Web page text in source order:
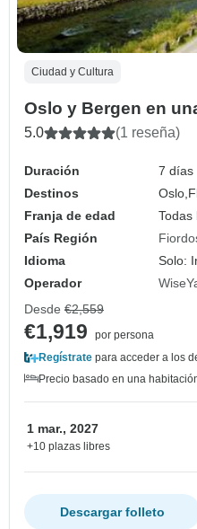
Ciudad y Cultura
Oslo y Bergen en
5.0 (1 reseña)
Duración
7 días
Destinos
Oslo,
Franja de edad
Todas
País Región
Idioma
Solo:
Operador
Desde €2,559
€1,919
por persona
Regístrate para acceder a los
Precio basado en una
1 mar., 2027
+10 plazas libres
Descargar folleto